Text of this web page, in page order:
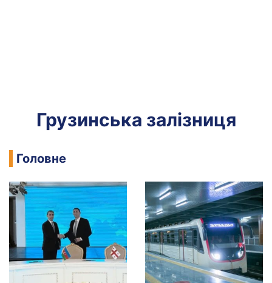
Грузинська залізниця
Головне